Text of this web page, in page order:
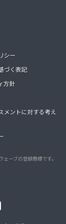
シー
づく表記
方針
メントに対する考え
ェーブの登録商標です。